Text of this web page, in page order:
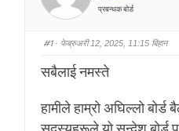
प्रबन्धक बोर्ड
#1· फेब्रुअरी 12, 2025, 11:15 बिहान
सबैलाई नमस्ते
हामीले हाम्रो अघिल्लो